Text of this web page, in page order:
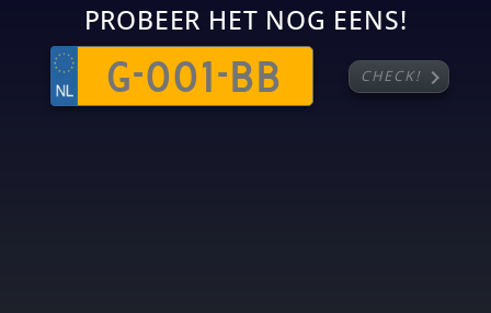
PROBEER HET NOG EENS!
CHECK! chevron_right